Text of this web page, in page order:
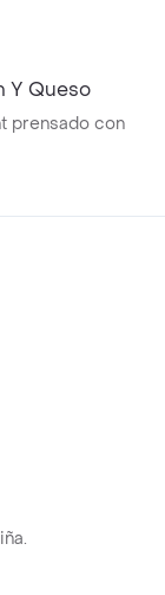
Y Queso
prensado con